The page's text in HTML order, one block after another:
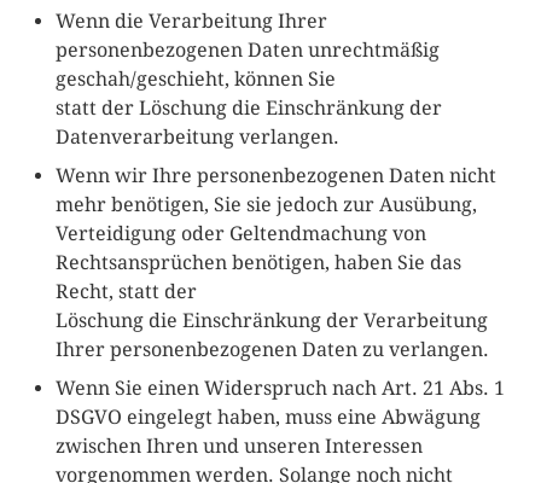
Wenn die Verarbeitung Ihrer
personenbezogenen Daten unrechtmäßig
geschah/geschieht, können Sie
statt der Löschung die Einschränkung der
Datenverarbeitung verlangen.
Wenn wir Ihre personenbezogenen Daten nicht
mehr benötigen, Sie sie jedoch zur Ausübung,
Verteidigung oder Geltendmachung von
Rechtsansprüchen benötigen, haben Sie das
Recht, statt der
Löschung die Einschränkung der Verarbeitung
Ihrer personenbezogenen Daten zu verlangen.
Wenn Sie einen Widerspruch nach Art. 21 Abs. 1
DSGVO eingelegt haben, muss eine Abwägung
zwischen Ihren und unseren Interessen
vorgenommen werden. Solange noch nicht